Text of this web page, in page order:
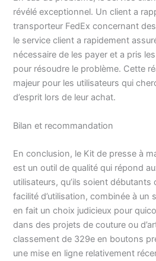
révélé exceptionnel. Un client a
transporteur FedEx concernant
le service client a rapidement
nécessaire de les payer et a pris
pour résoudre le problème. Cette
majeur pour les utilisateurs qui
d’esprit lors de leur achat.
Bilan et recommandation
En conclusion, le Kit de presse à
est un outil de qualité qui répond
utilisateurs, qu’ils soient débutants
facilité d’utilisation, combinée à un
en fait un choix judicieux pour
dans des projets de couture ou
classement de 329e en boutons
une mise en ligne relativement